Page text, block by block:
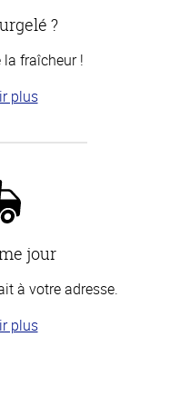
?
fraîcheur !
plus
jour
à votre adresse.
plus